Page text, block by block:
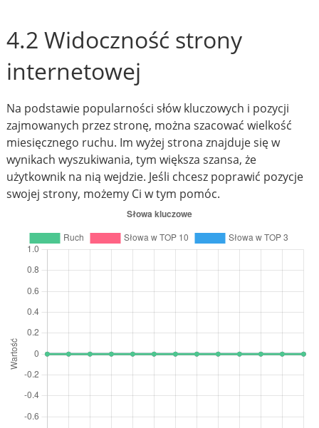
4.2 Widoczność strony
internetowej
Na podstawie popularności słów kluczowych i pozycji
zajmowanych przez stronę, można szacować wielkość
miesięcznego ruchu. Im wyżej strona znajduje się w
wynikach wyszukiwania, tym większa szansa, że
użytkownik na nią wejdzie. Jeśli chcesz poprawić pozycje
swojej strony, możemy Ci w tym pomóc.